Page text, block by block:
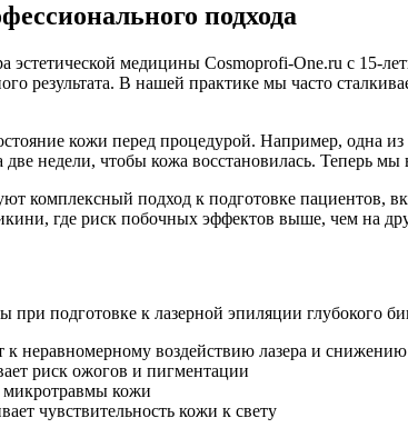
подхода
медицины Cosmoprofi-One.ru с 15-
результата. В нашей практике мы часто
кожи перед процедурой. Например, одна
недели, чтобы кожа восстановилась. Теперь
комплексный подход к подготовке пациентов,
где риск побочных эффектов выше, чем на
подготовке к лазерной эпиляции глубокого
неравномерному воздействию лазера и
риск ожогов и пигментации
микротравмы кожи
чувствительность кожи к свету